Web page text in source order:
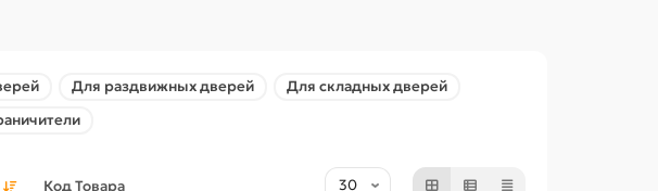
Для раздвижных дверей
Для складных дверей
Код Товара